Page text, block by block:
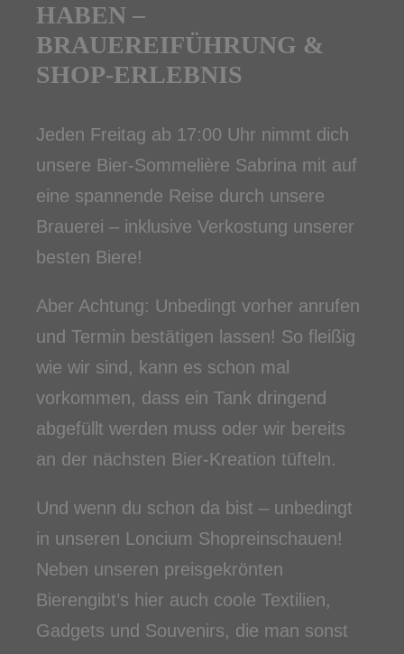
HABEN –
BRAUEREIFÜHRUNG &
SHOP-ERLEBNIS
Jeden Freitag ab 17:00 Uhr nimmt dich
unsere Bier-Sommelière Sabrina mit auf
eine spannende Reise durch unsere
Brauerei – inklusive Verkostung unserer
besten Biere!
Aber Achtung: Unbedingt vorher anrufen
und Termin bestätigen lassen! So fleißig
wie wir sind, kann es schon mal
vorkommen, dass ein Tank dringend
abgefüllt werden muss oder wir bereits
an der nächsten Bier-Kreation tüfteln.
Und wenn du schon da bist – unbedingt
in unseren Loncium Shopreinschauen!
Neben unseren preisgekrönten
Bierengibt’s hier auch coole Textilien,
Gadgets und Souvenirs, die man sonst